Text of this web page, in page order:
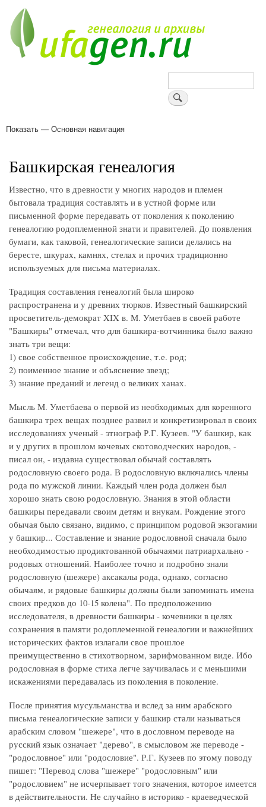
основному
содержанию
Поиск
Основная
Показать — Основная навигация
Башкирская генеалогия
Известно, что в древности у многих народов и племен
бытовала традиция составлять и в устной форме или
письменной форме передавать от поколения к поколению
генеалогию родоплеменной знати и правителей. До появления
бумаги, как таковой, генеалогические записи делались на
бересте, шкурах, камнях, стелах и прочих традиционно
используемых для письма материалах.
Традиция составления генеалогий была широко
распространена и у древних тюрков. Известный башкирский
просветитель-демократ XIX в. М. Уметбаев в своей работе
"Башкиры" отмечал, что для башкира-вотчинника было важно
знать три вещи:
1) свое собственное происхождение, т.е. род;
2) поименное знание и объяснение звезд;
3) знание преданий и легенд о великих ханах.
Мысль М. Уметбаева о первой из необходимых для коренного
башкира трех вещах позднее развил и конкретизировал в своих
исследованиях ученый - этнограф Р.Г. Кузеев. "У башкир, как
и у других в прошлом кочевых скотоводческих народов, -
писал он, - издавна существовал обычай составлять
родословную своего рода. В родословную включались члены
рода по мужской линии. Каждый член рода должен был
хорошо знать свою родословную. Знания в этой области
башкиры передавали своим детям и внукам. Рождение этого
обычая было связано, видимо, с принципом родовой экзогамии
у башкир... Составление и знание родословной сначала было
необходимостью продиктованной обычаями патриархально -
родовых отношений. Наиболее точно и подробно знали
родословную (шежере) аксакалы рода, однако, согласно
обычаям, и рядовые башкиры должны были запоминать имена
своих предков до 10-15 колена". По предположению
исследователя, в древности башкиры - кочевники в целях
сохранения в памяти родоплеменной генеалогии и важнейших
исторических фактов излагали свое прошлое
преимущественно в стихотворном, зарифмованном виде. Ибо
родословная в форме стиха легче заучивалась и с меньшими
искажениями передавалась из поколения в поколение.
После принятия мусульманства и вслед за ним арабского
письма генеалогические записи у башкир стали называться
арабским словом "шежере", что в дословном переводе на
русский язык означает "дерево", в смысловом же переводе -
"родословное" или "родословие". Р.Г. Кузеев по этому поводу
пишет: "Перевод слова "шежере" "родословным" или
"родословием" не исчерпывает того значения, которое имеется
в действительности. Не случайно в историко - краеведческой